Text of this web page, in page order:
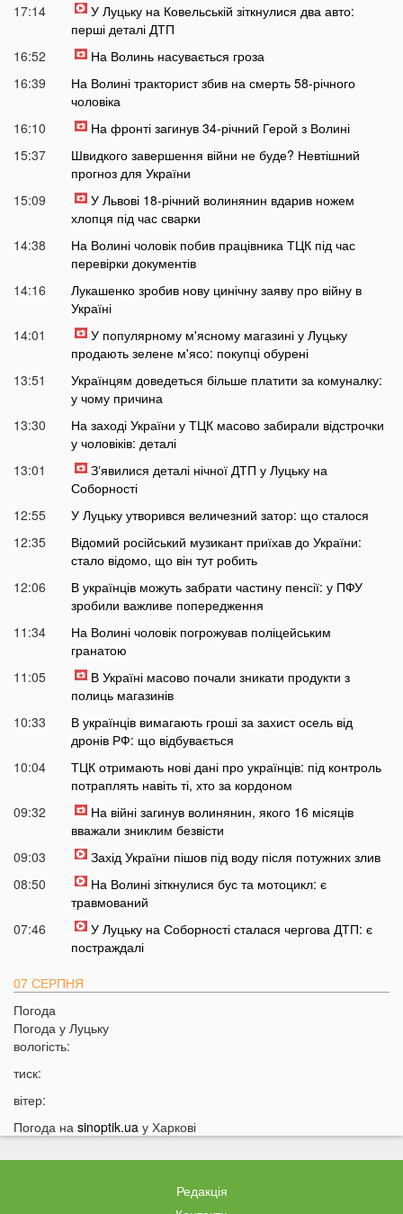
17:14
У Луцьку на Ковельській зіткнулися два авто:
перші деталі ДТП
16:52
На Волинь насувається гроза
16:39
На Волині тракторист збив на смерть 58-річного
чоловіка
16:10
На фронті загинув 34-річний Герой з Волині
15:37
Швидкого завершення війни не буде? Невтішний
прогноз для України
15:09
У Львові 18-річний волинянин вдарив ножем
хлопця під час сварки
14:38
На Волині чоловік побив працівника ТЦК під час
перевірки документів
14:16
Лукашенко зробив нову цинічну заяву про війну в
Україні
14:01
У популярному м'ясному магазині у Луцьку
продають зелене м'ясо: покупці обурені
13:51
Українцям доведеться більше платити за комуналку:
у чому причина
13:30
На заході України у ТЦК масово забирали відстрочки
у чоловіків: деталі
13:01
Зʼявилися деталі нічної ДТП у Луцьку на
Соборності
12:55
У Луцьку утворився величезний затор: що сталося
12:35
Відомий російський музикант приїхав до України:
стало відомо, що він тут робить
12:06
В українців можуть забрати частину пенсії: у ПФУ
зробили важливе попередження
11:34
На Волині чоловік погрожував поліцейським
гранатою
11:05
В Україні масово почали зникати продукти з
полиць магазинів
10:33
В українців вимагають гроші за захист осель від
дронів РФ: що відбувається
10:04
ТЦК отримають нові дані про українців: під контроль
потраплять навіть ті, хто за кордоном
09:32
На війні загинув волинянин, якого 16 місяців
вважали зниклим безвісти
09:03
Захід України пішов під воду після потужних злив
08:50
На Волині зіткнулися бус та мотоцикл: є
травмований
07:46
У Луцьку на Соборності сталася чергова ДТП: є
постраждалі
07 СЕРПНЯ
20:31
20:17
19:30
Назвали найжадібніших чоловіків за знаком Зодіаку
19:15
Ці речі категорично заборонено робити під час грози
На заході України чоловік впіймав 10-кілограмову
Погода
Погода у Луцьку
вологість:
тиск:
вітер:
Погода на sinoptik.ua у Харкові
Редакція